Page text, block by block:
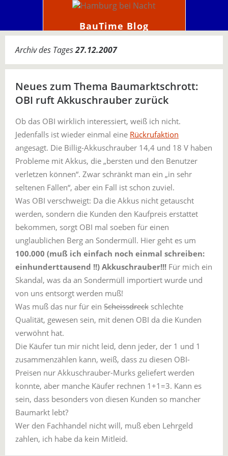
BauTime Blog
Archiv des Tages27.12.2007
Neues zum Thema Baumarktschrott:
OBI ruft Akkuschrauber zurück
Ob das OBI wirklich interessiert, weiß ich nicht.
Jedenfalls ist wieder einmal eine Rückrufaktion
angesagt. Die Billig-Akkuschrauber 14,4 und 18 V haben
Probleme mit Akkus, die „bersten und den Benutzer
verletzen können“. Zwar schränkt man ein „in sehr
seltenen Fällen“, aber ein Fall ist schon zuviel.
Was OBI verschweigt: Da die Akkus nicht getauscht
werden, sondern die Kunden den Kaufpreis erstattet
bekommen, sorgt OBI mal soeben für einen
unglaublichen Berg an Sondermüll. Hier geht es um
100.000 (muß ich einfach noch einmal schreiben:
einhunderttausend !!) Akkuschrauber!!! Für mich ein
Skandal, was da an Sondermüll importiert wurde und
von uns entsorgt werden muß!
Was muß das nur für ein Scheissdreck schlechte
Qualität, gewesen sein, mit denen OBI da die Kunden
verwöhnt hat.
Die Käufer tun mir nicht leid, denn jeder, der 1 und 1
zusammenzählen kann, weiß, dass zu diesen OBI-
Preisen nur Akkuschrauber-Murks geliefert werden
konnte, aber manche Käufer rechnen 1+1=3. Kann es
sein, dass besonders von diesen Kunden so mancher
Baumarkt lebt?
Wer den Fachhandel nicht will, muß eben Lehrgeld
zahlen, ich habe da kein Mitleid.